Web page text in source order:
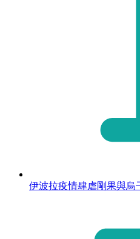
伊波拉疫情肆虐剛果與烏